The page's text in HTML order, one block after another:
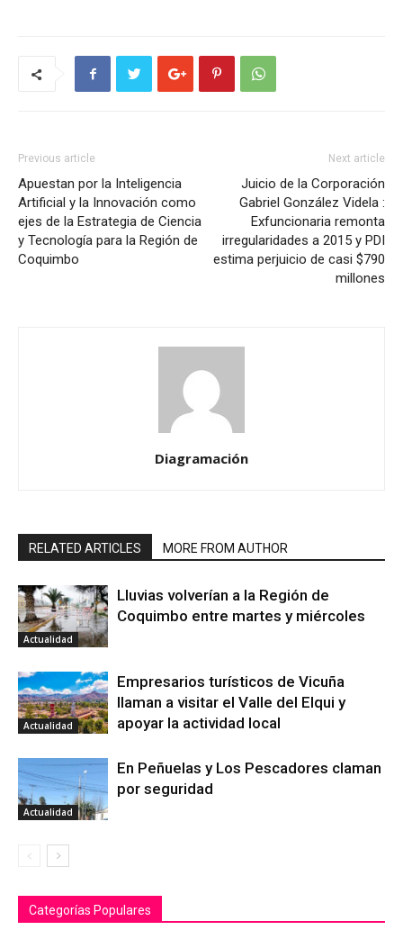
Previous article
Apuestan por la Inteligencia
Artificial y la Innovación como
ejes de la Estrategia de Ciencia
y Tecnología para la Región de
Coquimbo
Next article
Juicio de la Corporación
Gabriel González Videla :
Exfuncionaria remonta
irregularidades a 2015 y PDI
estima perjuicio de casi $790
millones
Diagramación
RELATED ARTICLES MORE FROM AUTHOR
Actualidad
Lluvias volverían a la Región de
Coquimbo entre martes y miércoles
Actualidad
Empresarios turísticos de Vicuña
llaman a visitar el Valle del Elqui y
apoyar la actividad local
Actualidad
En Peñuelas y Los Pescadores claman
por seguridad
Categorías Populares